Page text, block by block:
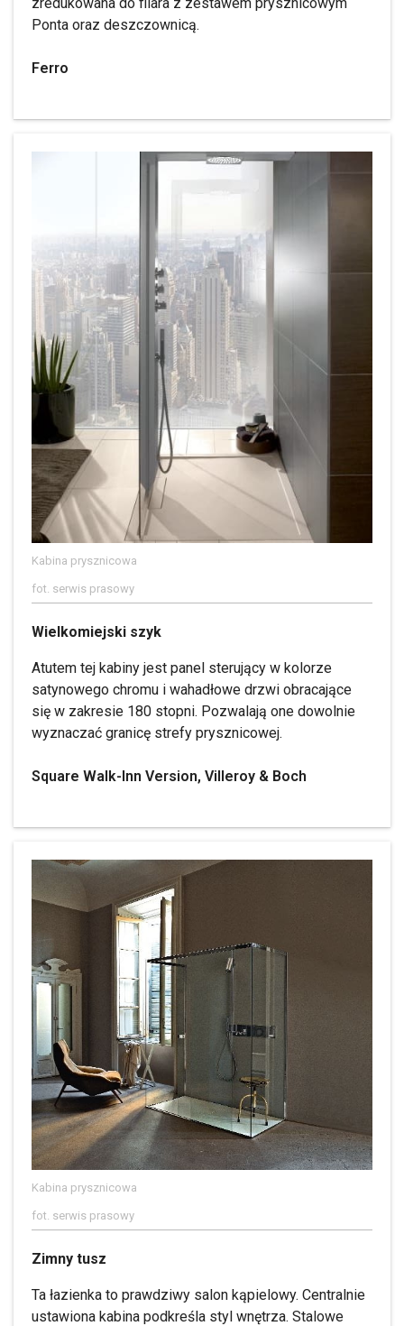
Ponta oraz deszczownicą.
Ferro
Kabina prysznicowa
fot. serwis prasowy
Wielkomiejski szyk
Atutem tej kabiny jest panel sterujący w kolorze
satynowego chromu i wahadłowe drzwi obracające
się w zakresie 180 stopni. Pozwalają one dowolnie
wyznaczać granicę strefy prysznicowej.
Square Walk-Inn Version, Villeroy & Boch
Kabina prysznicowa
fot. serwis prasowy
Zimny tusz
Ta łazienka to prawdziwy salon kąpielowy. Centralnie
ustawiona kabina podkreśla styl wnętrza. Stalowe